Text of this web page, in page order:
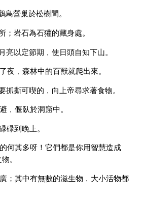
營巢於松樹間。
；岩石為石獾的藏身處。
亮以定節期﹐使日頭自知下山。
夜﹐森林中的百獸就爬出來。
抓撕可喫的﹐向上帝尋求著食物。
﹐偃臥於洞窟中。
碌到晚上。
何其多呀！它們都是你用智慧造成
。
；其中有無數的滋生物﹐大小活物都